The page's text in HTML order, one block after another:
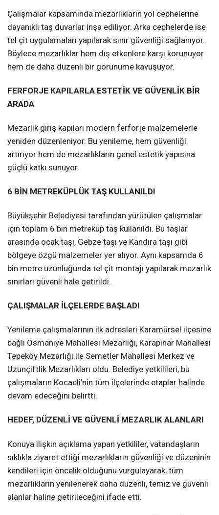
Çalışmalar kapsamında mezarlıkların yol cephelerine
dayanıklı taş duvarlar inşa ediliyor. Arka cephelerde ise
tel çit uygulamaları yapılarak sınır güvenliği sağlanıyor.
Böylece mezarlıklar hem dış etkenlere karşı korunuyor
hem de daha düzenli bir görünüme kavuşuyor.
FERFORJE KAPILARLA ESTETİK VE GÜVENLİK BİR
ARADA
Mezarlık giriş kapıları modern ferforje malzemelerle
yeniden düzenleniyor. Bu yenileme, hem güvenliği
artırıyor hem de mezarlıkların genel estetik yapısına
güçlü katkı sunuyor.
6 BİN METREKÜPLÜK TAŞ KULLANILDI
Büyükşehir Belediyesi tarafından yürütülen çalışmalar
için toplam 6 bin metreküp taş kullanıldı. Bu taşlar
arasında ocak taşı, Gebze taşı ve Kandıra taşı gibi
bölgeye özgü malzemeler yer alıyor. Aynı kapsamda 6
bin metre uzunluğunda tel çit montajı yapılarak mezarlık
sınırları güvenli hale getirildi.
ÇALIŞMALAR İLÇELERDE BAŞLADI
Yenileme çalışmalarının ilk adresleri Karamürsel ilçesine
bağlı Osmaniye Mahallesi Mezarlığı, Karapınar Mahallesi
Tepeköy Mezarlığı ile Semetler Mahallesi Merkez ve
Uzunçiftlik Mezarlıkları oldu. Belediye yetkilileri, bu
çalışmaların Kocaeli’nin tüm ilçelerinde etaplar halinde
devam edeceğini belirtti.
HEDEF, DÜZENLİ VE GÜVENLİ MEZARLIK ALANLARI
Konuya ilişkin açıklama yapan yetkililer, vatandaşların
sıklıkla ziyaret ettiği mezarlıkların güvenliği ve düzeninin
kendileri için öncelik olduğunu vurgulayarak, tüm
mezarlıkların yenilenerek daha düzenli, temiz ve güvenli
alanlar haline getirileceğini ifade etti.